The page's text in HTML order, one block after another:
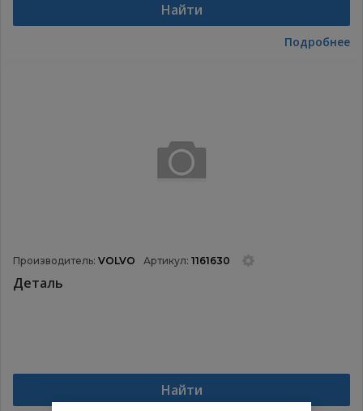
Найти
Подробнее
Производитель: VOLVO Артикул: 1161630
Деталь
Найти